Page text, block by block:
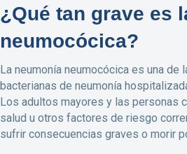
¿Qué tan grave es
neumocócica?
La neumonía neumocócica es una de
bacterianas de neumonía
Los adultos mayores y las personas
salud u otros factores de riesgo
sufrir consecuencias graves o morir